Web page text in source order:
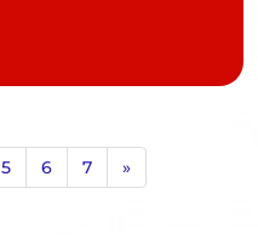
5 6 7 »